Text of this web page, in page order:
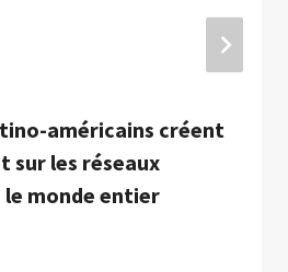
américains créent
sur les réseaux
le monde entier